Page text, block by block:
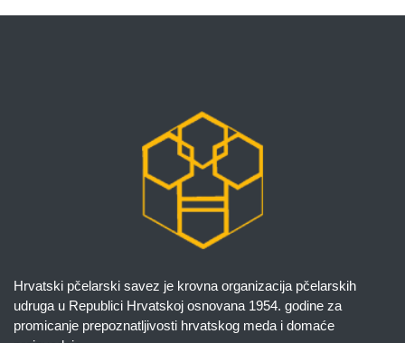
Hrvatski pčelarski savez je krovna organizacija pčelarskih
udruga u Republici Hrvatskoj osnovana 1954. godine za
promicanje prepoznatljivosti hrvatskog meda i domaće